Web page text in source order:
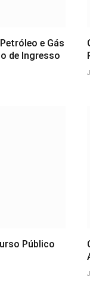
e Gás
de Ingresso
Público